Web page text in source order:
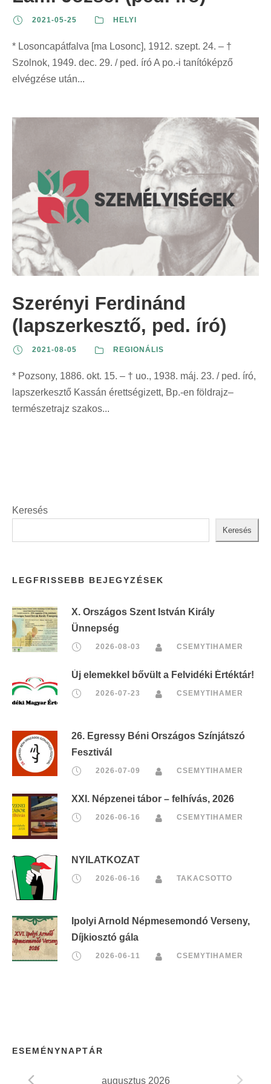
2021-05-25 HELYI
* Losoncapátfalva [ma Losonc], 1912. szept. 24. – †
Szolnok, 1949. dec. 29. / ped. író A po.-i tanítóképző
elvégzése után...
Szerényi Ferdinánd
(lapszerkesztő, ped. író)
2021-08-05 REGIONÁLIS
* Pozsony, 1886. okt. 15. – † uo., 1938. máj. 23. / ped. író,
lapszerkesztő Kassán érettségizett, Bp.-en földrajz–
természetrajz szakos...
Keresés
Keresés
LEGFRISSEBB BEJEGYZÉSEK
X. Országos Szent István Király
Ünnepség
2026-08-03 CSEMYTIHAMER
Új elemekkel bővült a Felvidéki Értéktár!
2026-07-23 CSEMYTIHAMER
26. Egressy Béni Országos Színjátszó
Fesztivál
2026-07-09 CSEMYTIHAMER
XXI. Népzenei tábor – felhívás, 2026
2026-06-16 CSEMYTIHAMER
NYILATKOZAT
2026-06-16 TAKACSOTTO
Ipolyi Arnold Népmesemondó Verseny,
Díjkiosztó gála
2026-06-11 CSEMYTIHAMER
ESEMÉNYNAPTÁR
augusztus 2026